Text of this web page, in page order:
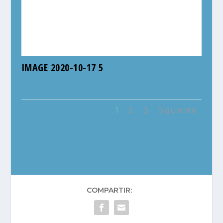
IMAGE 2020-10-17 5
1 2 3 Siguiente
COMPARTIR: